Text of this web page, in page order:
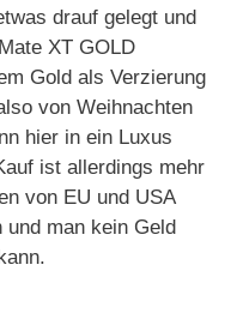
drauf gelegt und
XT GOLD
Gold als Verzierung
von Weihnachten
hier in ein Luxus
ist allerdings mehr
von EU und USA
man kein Geld